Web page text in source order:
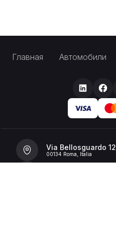
Главная Автомобили
Via Bellosguardo 12
00134 Roma, Italia